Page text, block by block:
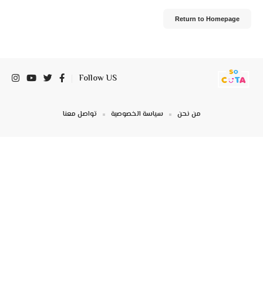
Return to Homepage
Follow US
من نحن سياسة الخصوصية تواصل معنا